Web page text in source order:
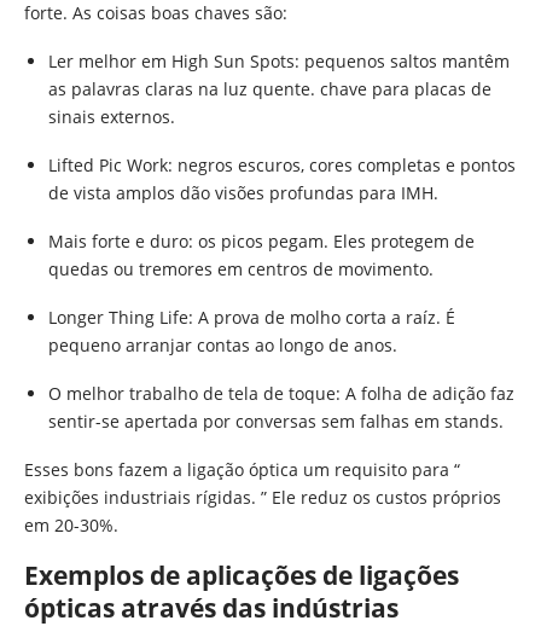
forte. As coisas boas chaves são:
Ler melhor em High Sun Spots: pequenos saltos mantêm
as palavras claras na luz quente. chave para placas de
sinais externos.
Lifted Pic Work: negros escuros, cores completas e pontos
de vista amplos dão visões profundas para IMH.
Mais forte e duro: os picos pegam. Eles protegem de
quedas ou tremores em centros de movimento.
Longer Thing Life: A prova de molho corta a raíz. É
pequeno arranjar contas ao longo de anos.
O melhor trabalho de tela de toque: A folha de adição faz
sentir-se apertada por conversas sem falhas em stands.
Esses bons fazem a ligação óptica um requisito para “
exibições industriais rígidas. ” Ele reduz os custos próprios
em 20-30%.
Exemplos de aplicações de ligações
ópticas através das indústrias